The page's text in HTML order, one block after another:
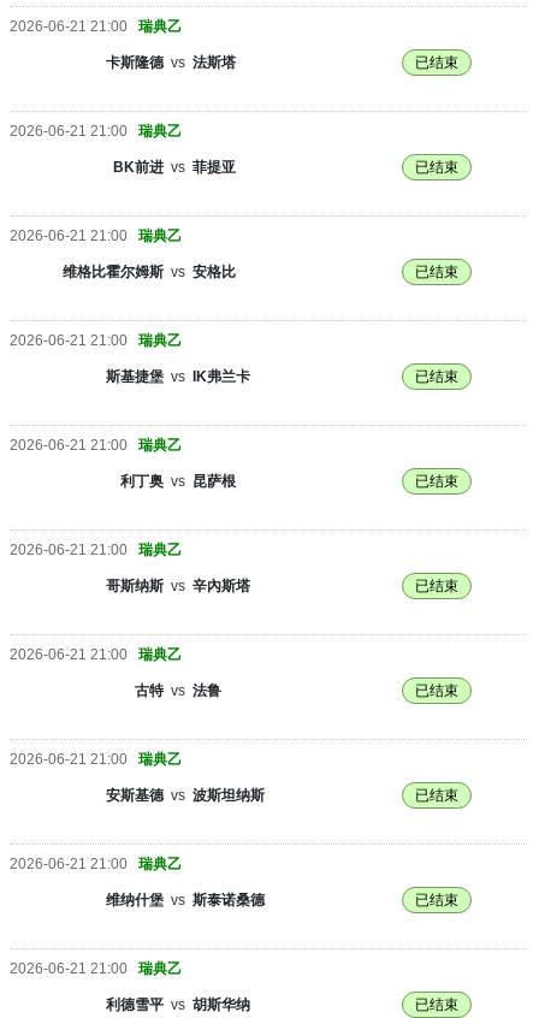
2026-06-21 21:00 瑞典乙
卡斯隆德 vs 法斯塔 已结束
2026-06-21 21:00 瑞典乙
BK前进 vs 菲提亚 已结束
2026-06-21 21:00 瑞典乙
维格比霍尔姆斯 vs 安格比 已结束
2026-06-21 21:00 瑞典乙
斯基捷堡 vs IK弗兰卡 已结束
2026-06-21 21:00 瑞典乙
利丁奥 vs 昆萨根 已结束
2026-06-21 21:00 瑞典乙
哥斯纳斯 vs 辛內斯塔 已结束
2026-06-21 21:00 瑞典乙
古特 vs 法鲁 已结束
2026-06-21 21:00 瑞典乙
安斯基德 vs 波斯坦纳斯 已结束
2026-06-21 21:00 瑞典乙
维纳什堡 vs 斯泰诺桑德 已结束
2026-06-21 21:00 瑞典乙
利德雪平 vs 胡斯华纳 已结束